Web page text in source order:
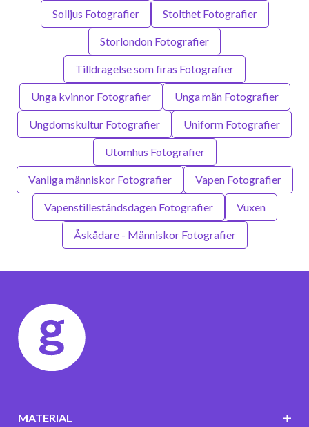
Solljus Fotografier Stolthet Fotografier
Storlondon Fotografier
Tilldragelse som firas Fotografier
Unga kvinnor Fotografier Unga män Fotografier
Ungdomskultur Fotografier Uniform Fotografier
Utomhus Fotografier
Vanliga människor Fotografier Vapen Fotografier
Vapenstilleståndsdagen Fotografier Vuxen
Åskådare - Människor Fotografier
MATERIAL